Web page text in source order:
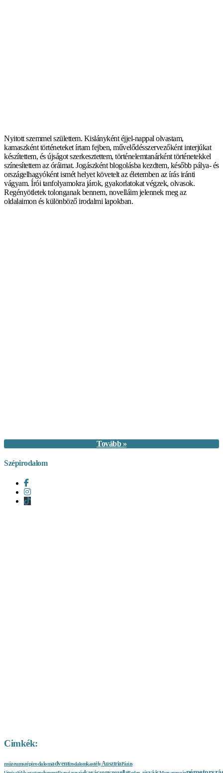
Nyitott szemmel születtem. Kislányként éjjel-nappal olvastam,
kamaszként történeteket írtam fejben, művelődésszervezőként interjúkat
készítettem, és újságot szerkesztettem, történelemtanárként történetekkel
színesítettem az óráimat. Jogászként blogolásba kezdtem, később pálya- és
országelhagyóként ismét helyet követelt az életemben az írás iránti
vágyam. Írói tanfolyamokra járok, gyakorlatokat végzek, olvasok.
Regényötletek tolonganak bennem, novelláim jelennek meg az
oldalaimon és különböző irodalmi lapokban.
Tovább »
Szépirodalom
Cimkék:
múzeumszépirodalomadventirodalomkastélyAusztriaPárizs